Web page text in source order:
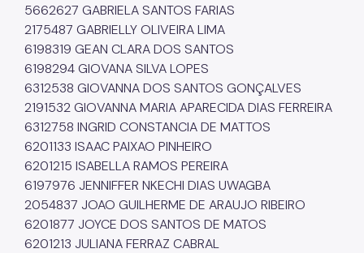
5662627 GABRIELA SANTOS FARIAS
2175487 GABRIELLY OLIVEIRA LIMA
6198319 GEAN CLARA DOS SANTOS
6198294 GIOVANA SILVA LOPES
6312538 GIOVANNA DOS SANTOS GONÇALVES
2191532 GIOVANNA MARIA APARECIDA DIAS FERREIRA
6312758 INGRID CONSTANCIA DE MATTOS
6201133 ISAAC PAIXAO PINHEIRO
6201215 ISABELLA RAMOS PEREIRA
6197976 JENNIFFER NKECHI DIAS UWAGBA
2054837 JOAO GUILHERME DE ARAUJO RIBEIRO
6201877 JOYCE DOS SANTOS DE MATOS
6201213 JULIANA FERRAZ CABRAL